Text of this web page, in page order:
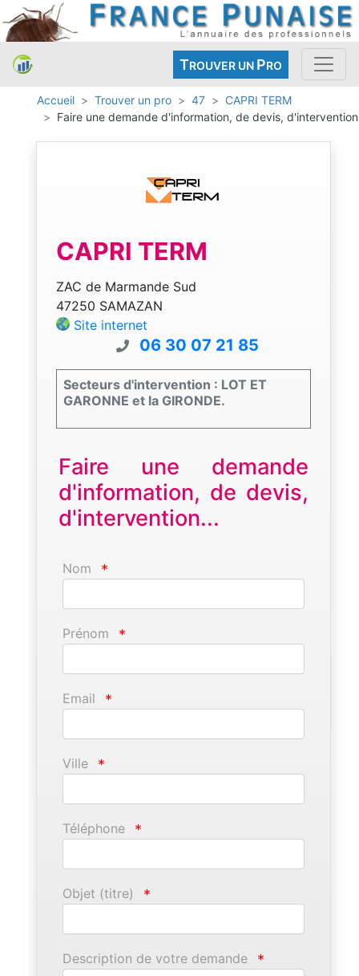
TROUVER UN PRO
Accueil Trouver un pro 47
CAPRI TERM
Faire une demande d'information, de devis, d'intervention
CAPRI TERM
ZAC de Marmande Sud
47250 SAMAZAN
Site internet
06 30 07 21 85
Secteurs d'intervention : LOT ET
GARONNE et la GIRONDE.
Faire une demande
d'information, de devis,
d'intervention...
Nom *
Prénom *
Email *
Ville *
Téléphone *
Objet (titre) *
Description de votre demande *